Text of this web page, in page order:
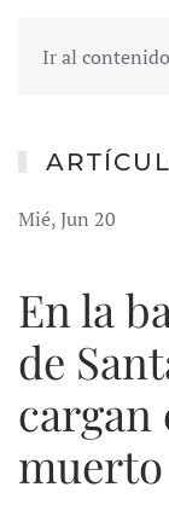
Ir al
Mié, Jun 20
En la
de
cargan